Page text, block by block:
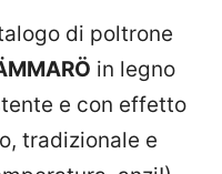
di poltrone
in legno
e con effetto
tradizionale e